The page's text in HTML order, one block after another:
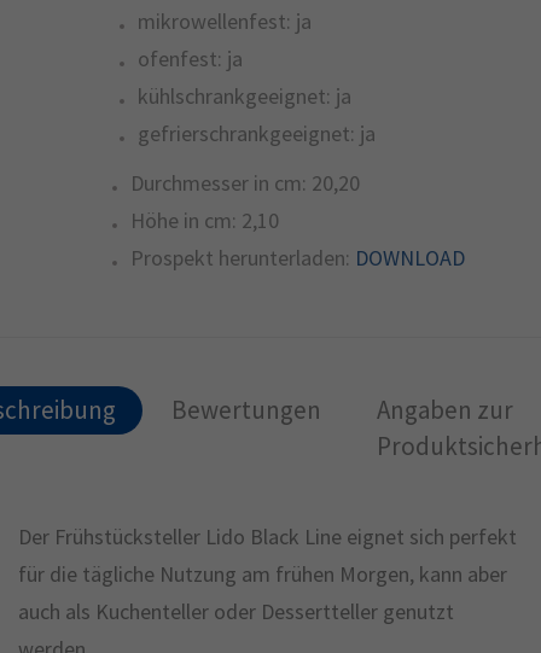
mikrowellenfest: ja
ofenfest: ja
kühlschrankgeeignet: ja
gefrierschrankgeeignet: ja
Durchmesser in cm: 20,20
Höhe in cm: 2,10
Prospekt herunterladen: DOWNLOAD
Bewertungen
Angaben zur
Der Frühstücksteller Lido Black Line eignet sich perfekt
für die tägliche Nutzung am frühen Morgen, kann aber
auch als Kuchenteller oder Dessertteller genutzt